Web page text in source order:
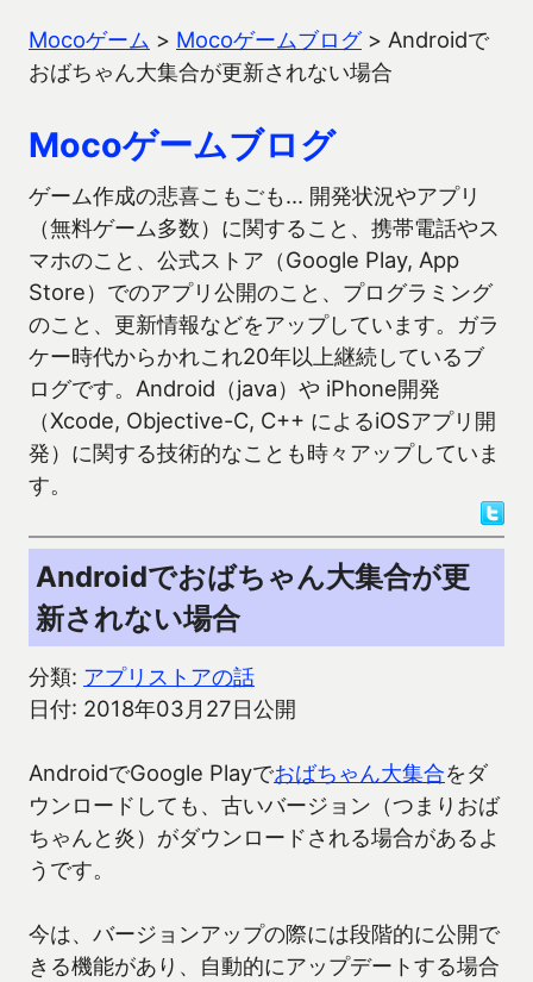
Mocoゲーム > Mocoゲームブログ> Androidで
おばちゃん大集合が更新されない場合
Mocoゲームブログ
ゲーム作成の悲喜こもごも… 開発状況やアプリ
（無料ゲーム多数）に関すること、携帯電話やス
マホのこと、公式ストア（Google Play, App
Store）でのアプリ公開のこと、プログラミング
のこと、更新情報などをアップしています。ガラ
ケー時代からかれこれ20年以上継続しているブ
ログです。Android（java）や iPhone開発
（Xcode, Objective-C, C++ によるiOSアプリ開
発）に関する技術的なことも時々アップしていま
す。
Androidでおばちゃん大集合が更
新されない場合
分類: アプリストアの話
日付: 2018年03月27日公開
AndroidでGoogle Playでおばちゃん大集合をダ
ウンロードしても、古いバージョン（つまりおば
ちゃんと炎）がダウンロードされる場合があるよ
うです。
今は、バージョンアップの際には段階的に公開で
きる機能があり、自動的にアップデートする場合